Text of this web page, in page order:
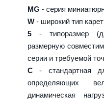
MG - серия
W - широкий тип
5 - типоразмер
размерную
серии и требуемой
C - стандартная
определяющих
динамическая